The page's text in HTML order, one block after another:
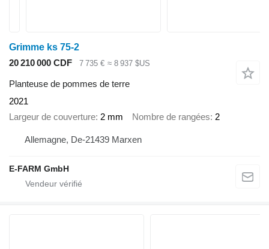
Grimme ks 75-2
20 210 000 CDF
7 735 € ≈ 8 937 $US
Planteuse de pommes de terre
2021
Largeur de couverture 2 mm Nombre de rangées 2
Allemagne, De-21439 Marxen
E-FARM GmbH